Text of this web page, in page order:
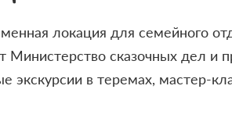
локация для семейного
сказочных дел и
экскурсии в теремах, мастер-